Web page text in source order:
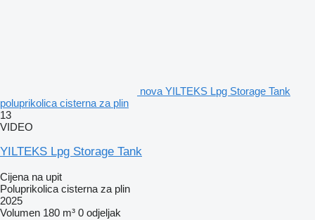
nova YILTEKS Lpg Storage Tank
poluprikolica cisterna za plin
13
VIDEO
YILTEKS Lpg Storage Tank
Cijena na upit
Poluprikolica cisterna za plin
2025
Volumen 180 m³ 0 odjeljak